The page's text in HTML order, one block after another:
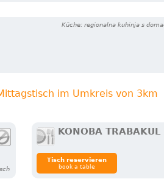
Küche: regionalna kuhinja s
im Umkreis von 3km
KONOBA TRABAKUL
Tisch reservieren
book a table